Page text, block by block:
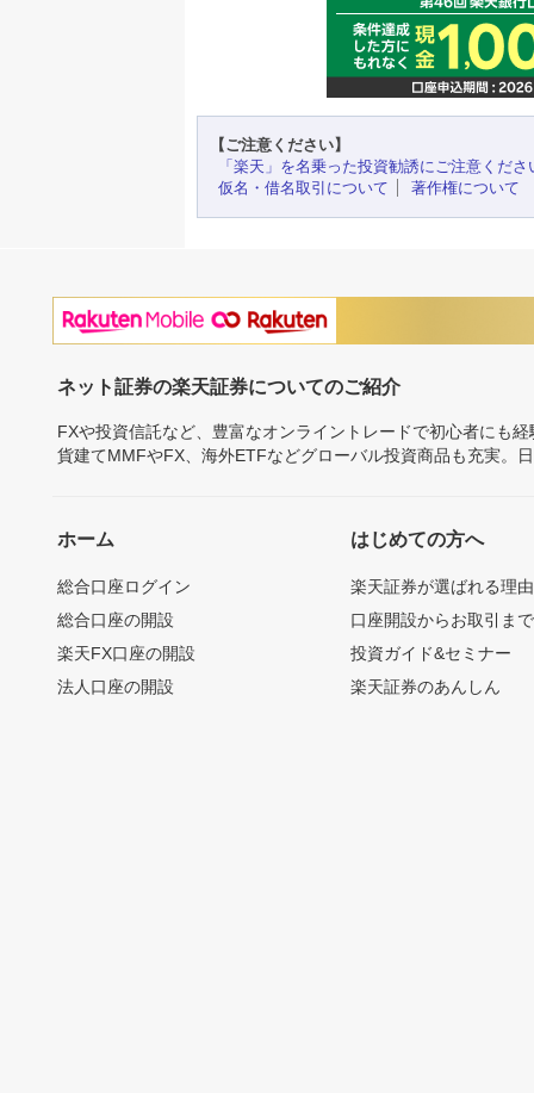
【ご注意ください】
「楽天」を名乗った投資勧誘にご注意くださ
仮名・借名取引について
著作権について
ネット証券の楽天証券についてのご紹介
FXや投資信託など、豊富なオンライントレードで初心者にも
貨建てMMFやFX、海外ETFなどグローバル投資商品も充実。
ホーム
総合口座ログイン
総合口座の開設
楽天FX口座の開設
法人口座の開設
はじめての方へ
楽天証券が選ばれる理由
口座開設からお取引ま
投資ガイド&セミナー
楽天証券のあんしん